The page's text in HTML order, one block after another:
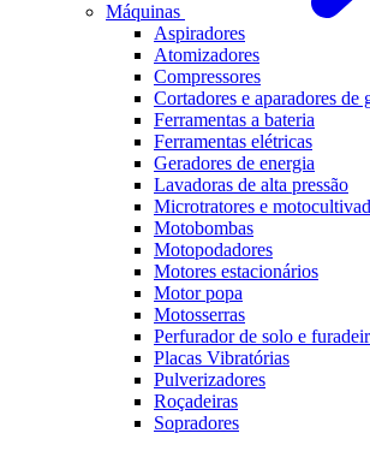
Máquinas
Aspiradores
Atomizadores
Compressores
Cortadores e aparadores de
Ferramentas a bateria
Ferramentas elétricas
Geradores de energia
Lavadoras de alta pressão
Microtratores e
Motobombas
Motopodadores
Motores estacionários
Motor popa
Motosserras
Perfurador de solo e
Placas Vibratórias
Pulverizadores
Roçadeiras
Sopradores